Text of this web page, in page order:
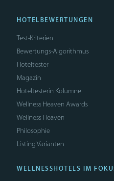
HOTELBEWERTUNGEN
Test-Kriterien
Bewertungs-Algorithmus
Hoteltester
Magazin
Hoteltesterin Kolumne
Wellness Heaven Awards
Wellness Heaven
Philosophie
Listing Varianten
WELLNESSHOTELS IM